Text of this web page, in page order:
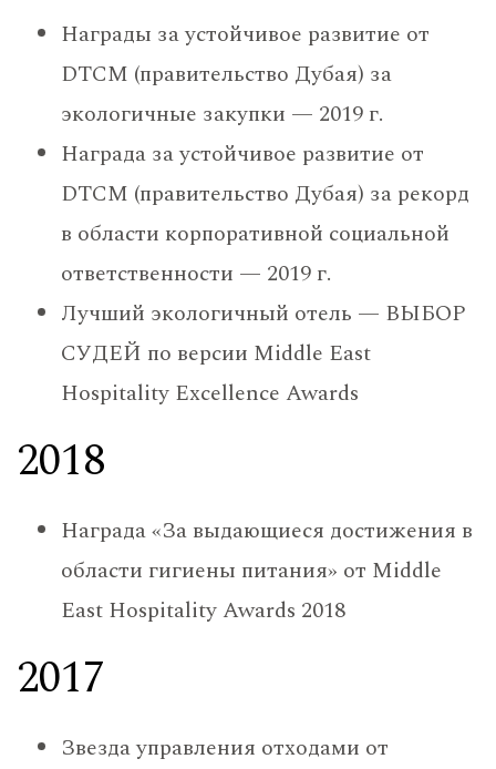
Награды за устойчивое развитие от
DTCM (правительство Дубая) за
экологичные закупки — 2019 г.
Награда за устойчивое развитие от
DTCM (правительство Дубая) за рекорд
в области корпоративной социальной
ответственности — 2019 г.
Лучший экологичный отель — ВЫБОР
СУДЕЙ по версии Middle East
Hospitality Excellence Awards
2018
Награда «За выдающиеся достижения в
области гигиены питания» от Middle
East Hospitality Awards 2018
2017
Звезда управления отходами от